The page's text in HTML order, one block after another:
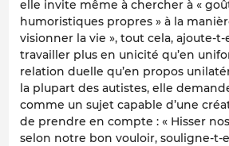
elle invite même à chercher à «
humoristiques propres » à la
visionner la vie », tout cela, ajoute-t-
travailler plus en unicité qu’en
relation duelle qu’en propos
la plupart des autistes, elle
comme un sujet capable d’une
de prendre en compte : « Hisser
selon notre bon vouloir, souligne-t-